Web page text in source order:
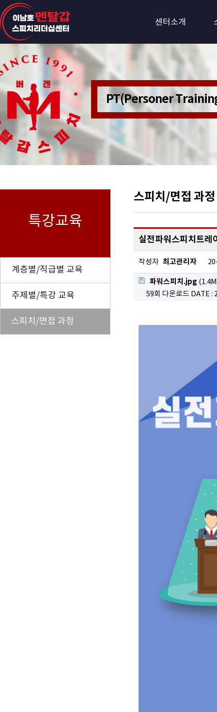
센터소개
PT(Personer
특강교육
계층별/직급별 교육
주제별/특강 교육
스피치/면접 과정
스피치/면접 과정
실전파워스피치트레
작성자 최고관리자
파워스피치.jpg
59회 다운로드 DATE :